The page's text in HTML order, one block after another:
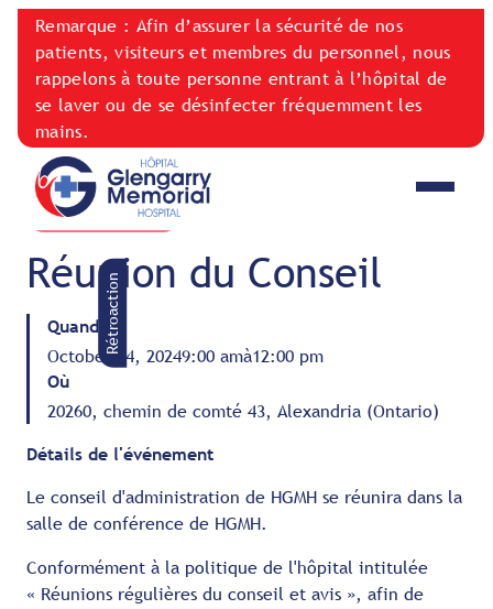
Remarque : Afin d’assurer la sécurité de nos
patients, visiteurs et membres du personnel, nous
rappelons à toute personne entrant à l’hôpital de
se laver ou de se désinfecter fréquemment les
mains.
Rétroaction
ÉVÉNEMENTS General Hospital Events
Réunion du Conseil
Quand
October 24, 20249:00 amà12:00 pm
Où
20260, chemin de comté 43, Alexandria (Ontario)
Détails de l'événement
Le conseil d'administration de HGMH se réunira dans la
salle de conférence de HGMH.
Conformément à la politique de l'hôpital intitulée
« Réunions régulières du conseil et avis », afin de